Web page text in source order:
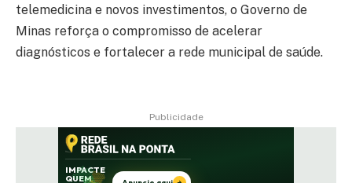
telemedicina e novos investimentos, o Governo de
Minas reforça o compromisso de acelerar
diagnósticos e fortalecer a rede municipal de saúde.
Publicidade